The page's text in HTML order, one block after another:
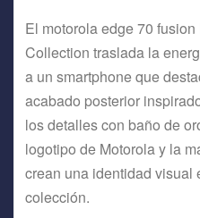
El motorola edge 70
Collection traslada la
a un smartphone que
acabado posterior
los detalles con baño de
logotipo de Motorola y la
crean una identidad visual
colección.